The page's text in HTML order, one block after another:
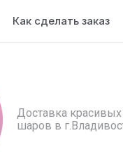
Как сделать заказ
Доставка
шаров в